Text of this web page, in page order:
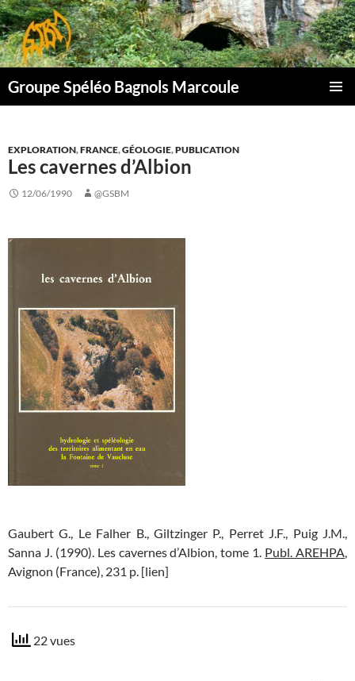
Aller
au
contenu
Groupe Spéléo Bagnols Marcoule
EXPLORATION,FRANCE,GÉOLOGIE,PUBLICATION
Les cavernes d’Albion
12/06/1990 @GSBM
Gaubert G., Le Falher B., Giltzinger P., Perret J.F., Puig J.M.,
Sanna J. (1990). Les cavernes d’Albion, tome 1. Publ. AREHPA,
Avignon (France), 231 p. [lien]
22 vues